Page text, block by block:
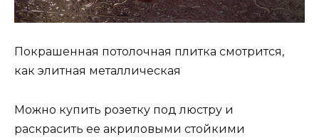
Покрашенная потолочная плитка смотрится,
как элитная металлическая
Можно купить розетку под люстру и
раскрасить ее акриловыми стойкими